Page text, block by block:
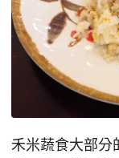
禾米蔬食大部分